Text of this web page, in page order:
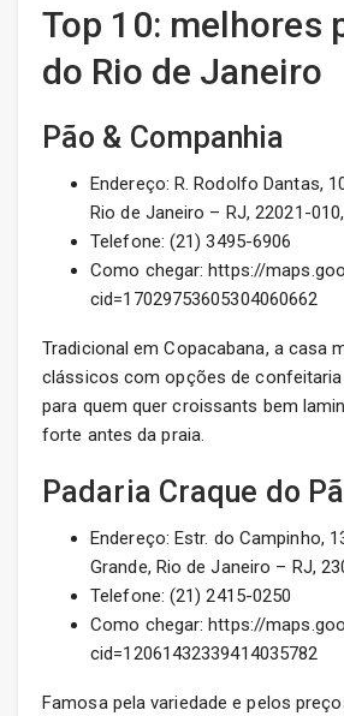
Top 10: melhores
do Rio de Janeiro
Pão & Companhia
Endereço: R. Rodolfo Dantas,
Rio de Janeiro – RJ, 22021-
Telefone: (21) 3495-6906
Como chegar: https://
cid=17029753605304060662
Tradicional em Copacabana, a casa
clássicos com opções de
para quem quer croissants bem
forte antes da praia.
Padaria Craque do
Endereço: Estr. do Campinho,
Grande, Rio de Janeiro – RJ,
Telefone: (21) 2415-0250
Como chegar: https://
cid=12061432339414035782
Famosa pela variedade e pelos